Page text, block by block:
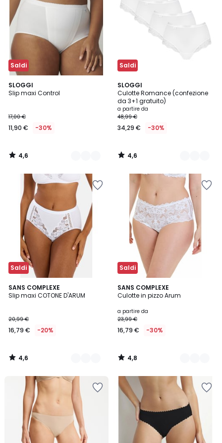
Saldi
SLOGGI
Slip maxi Control
17,00 €
11,90 € -30%
4,6
/ 5
2
Colori
4,6
/
Saldi
SLOGGI
Culotte Romance (confezione
da 3+1 gratuito)
a partire da
48,99 €
34,29 € -30%
4,6
/ 5
2
Colori
4,6
/
Saldi
SANS COMPLEXE
Slip maxi COTONE D'ARUM
20,99 €
16,79 € -20%
4,6
/ 5
2
Colori
4,6
/
Saldi
SANS COMPLEXE
Culotte in pizzo Arum
a partire da
23,99 €
16,79 € -30%
4,8
/ 5
3
Colori
4,8
/